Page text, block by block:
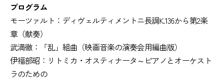
プログラム
モーツァルト：ディヴェルティメントニ長調K.136から第2楽
章（献奏）
武満徹：「乱」組曲（映画音楽の演奏会用編曲版）
伊福部昭：リトミカ・オスティナータ～ピアノとオーケスト
ラのための